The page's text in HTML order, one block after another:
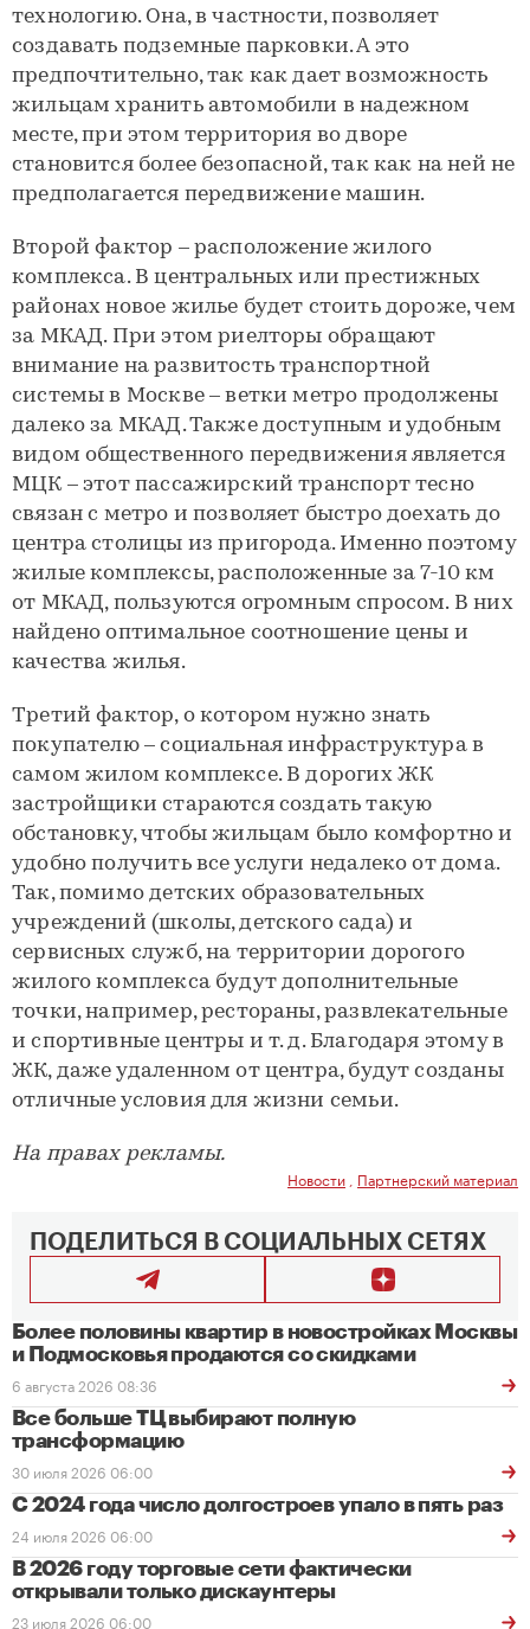
технологию. Она, в частности, позволяет
создавать подземные парковки. А это
предпочтительно, так как дает возможность
жильцам хранить автомобили в надежном
месте, при этом территория во дворе
становится более безопасной, так как на ней не
предполагается передвижение машин.
Второй фактор – расположение жилого
комплекса. В центральных или престижных
районах новое жилье будет стоить дороже, чем
за МКАД. При этом риелторы обращают
внимание на развитость транспортной
системы в Москве – ветки метро продолжены
далеко за МКАД. Также доступным и удобным
видом общественного передвижения является
МЦК – этот пассажирский транспорт тесно
связан с метро и позволяет быстро доехать до
центра столицы из пригорода. Именно поэтому
жилые комплексы, расположенные за 7-10 км
от МКАД, пользуются огромным спросом. В них
найдено оптимальное соотношение цены и
качества жилья.
Третий фактор, о котором нужно знать
покупателю – социальная инфраструктура в
самом жилом комплексе. В дорогих ЖК
застройщики стараются создать такую
обстановку, чтобы жильцам было комфортно и
удобно получить все услуги недалеко от дома.
Так, помимо детских образовательных
учреждений (школы, детского сада) и
сервисных служб, на территории дорогого
жилого комплекса будут дополнительные
точки, например, рестораны, развлекательные
и спортивные центры и т. д. Благодаря этому в
ЖК, даже удаленном от центра, будут созданы
отличные условия для жизни семьи.
На правах рекламы.
Новости Партнерский материал
ПОДЕЛИТЬСЯ В СОЦИАЛЬНЫХ СЕТЯХ
Более половины квартир в новостройках Москвы
и Подмосковья продаются со скидками
6 августа 2026 08:36
Все больше ТЦ выбирают полную
трансформацию
30 июля 2026 06:00
С 2024 года число долгостроев упало в пять раз
24 июля 2026 06:00
В 2026 году торговые сети фактически
открывали только дискаунтеры
23 июля 2026 06:00